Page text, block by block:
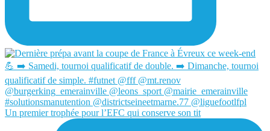
Un premier trophée pour l’EFC qui conserve son tit